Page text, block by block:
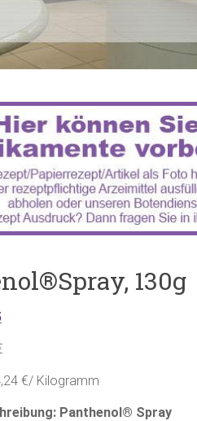
MEDIKAMENTE
130g
€/ Kilogramm
Panthenol® Spray